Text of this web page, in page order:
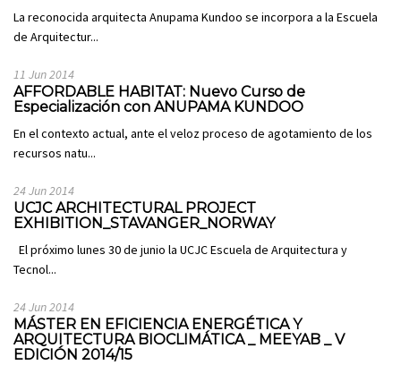
La reconocida arquitecta Anupama Kundoo se incorpora a la Escuela
de Arquitectur...
11 Jun 2014
AFFORDABLE HABITAT: Nuevo Curso de
Especialización con ANUPAMA KUNDOO
En el contexto actual, ante el veloz proceso de agotamiento de los
recursos natu...
24 Jun 2014
UCJC ARCHITECTURAL PROJECT
EXHIBITION_STAVANGER_NORWAY
El próximo lunes 30 de junio la UCJC Escuela de Arquitectura y
Tecnol...
24 Jun 2014
MÁSTER EN EFICIENCIA ENERGÉTICA Y
ARQUITECTURA BIOCLIMÁTICA _ MEEYAB _ V
EDICIÓN 2014/15